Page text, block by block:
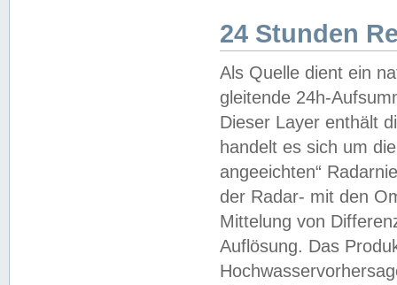
24 Stunden
Als Quelle dient ein
gleitende 24h-
Dieser Layer enthält
handelt es sich um
angeeichten“
der Radar- mit den
Mittelung von
Auflösung. Das